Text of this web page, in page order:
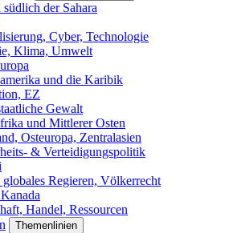
der Sahara
Cyber, Technologie
Klima, Umwelt
und die Karibik
EZ
Gewalt
und Mittlerer Osten
Osteuropa, Zentralasien
& Verteidigungspolitik
Regieren, Völkerrecht
Handel, Ressourcen
Themenlinien